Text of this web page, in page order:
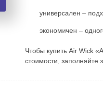
универсален –
экономичен –
Чтобы купить Air Wick
стоимости, заполняйте